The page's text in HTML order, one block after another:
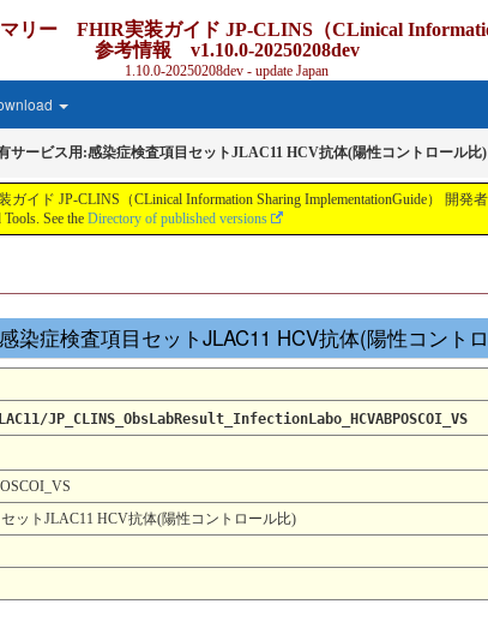
リー FHIR実装ガイド JP-CLINS（CLinical
参考情報 v1.10.0-20250208dev
1.10.0-20250208dev - update Japan
サービス用:感染症検査項目セットJLAC11 HCV抗体(陽性コントロール比)
ド JP-CLINS（CLinical Information Sharing ImplementationGuide） 開発
See the Directory of published versions
染症検査項目セットJLAC11 HCV抗体(陽性コント
ットJLAC11 HCV抗体(陽性コントロール比)